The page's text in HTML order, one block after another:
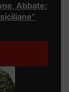
Abbate: